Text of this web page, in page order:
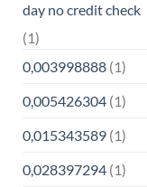
day no credit check
(1)
0,003998888(1)
0,005426304(1)
0,015343589(1)
0,028397294(1)